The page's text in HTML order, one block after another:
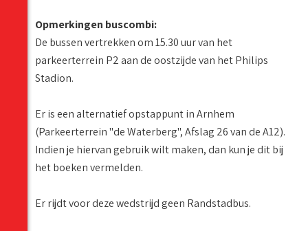
Opmerkingen buscombi:
De bussen vertrekken om 15.30 uur van het
parkeerterrein P2 aan de oostzijde van het Philips
Stadion.
Er is een alternatief opstappunt in Arnhem
(Parkeerterrein "de Waterberg", Afslag 26 van de A12).
Indien je hiervan gebruik wilt maken, dan kun je dit bij
het boeken vermelden.
Er rijdt voor deze wedstrijd geen Randstadbus.